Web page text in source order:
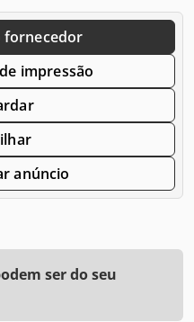
fornecedor
impressão
anúncio
ser do seu